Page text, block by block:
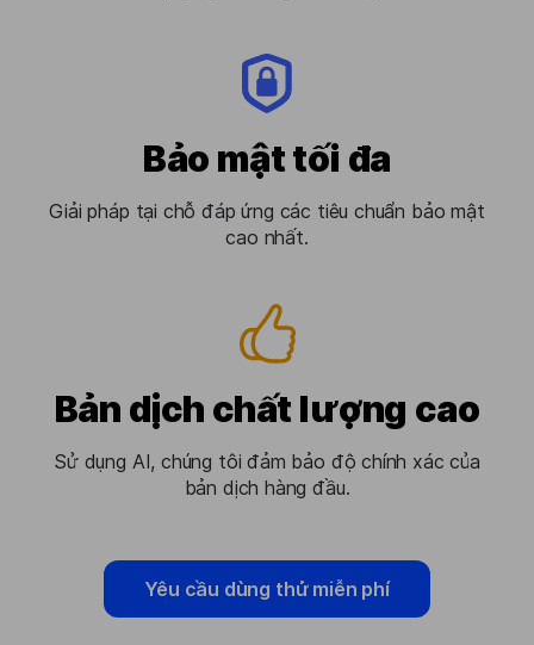
Bảo mật tối đa
Giải pháp tại chỗ đáp ứng các tiêu chuẩn bảo mật
cao nhất.
Bản dịch chất lượng cao
Sử dụng AI, chúng tôi đảm bảo độ chính xác của
bản dịch hàng đầu.
Yêu cầu dùng thử miễn phí